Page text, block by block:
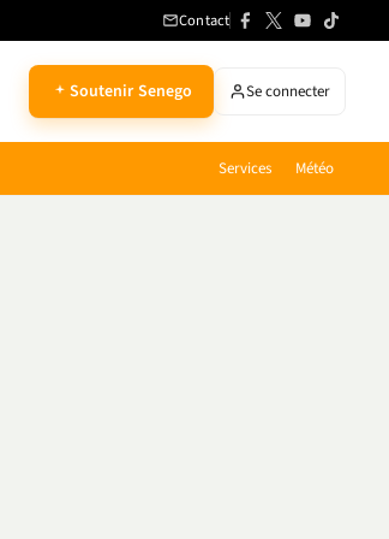
Contact
Soutenir Senego Se connecter
Services Météo